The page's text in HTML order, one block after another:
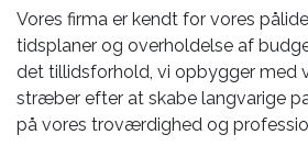
Vores firma er kendt for vores
tidsplaner og overholdelse af
det tillidsforhold, vi opbygger med
stræber efter at skabe langvarige
på vores troværdighed og